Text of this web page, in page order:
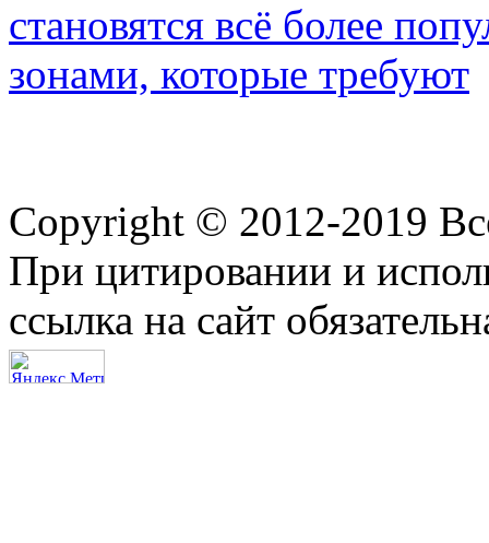
становятся всё более
зонами, которые требуют
Copyright © 2012-2019
При цитировании и
ссылка на сайт